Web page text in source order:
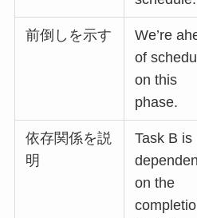
前倒しを示す
We’re
of
on this
phase.
依存関係を説
明
Task B is
on the